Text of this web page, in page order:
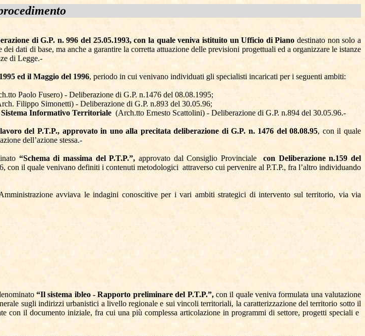
di G.P. n. 996 del 25.05.1993, con la quale veniva istituito un Ufficio di Pianodestinato non solo a
dati di base, ma anche a garantire la corretta attuazione delle previsioni progettuali ed a organizzare le istanze
di Legge.-
ed il Maggio del 1996, periodo in cui venivano individuati gli specialisti incaricati per i seguenti ambiti:
Paolo Fusero) - Deliberazione di G.P. n.1476 del 08.08.1995;
Filippo Simonetti) - Deliberazione di G.P. n.893 del 30.05.96;
Informativo Territoriale (Arch.tto Ernesto Scattolini) - Deliberazione di G.P. n.894 del 30.05.96.-
del P.T.P., approvato in uno alla precitata deliberazione di G.P. n. 1476 del 08.08.95, con il quale
dell’azione stessa.-
“Schema di massima del P.T.P.”, approvato dal Consiglio Provinciale
con Deliberazione n.159 del
con il quale venivano definiti i contenuti metodologici attraverso cui pervenire al P.T.P., fra l’altro individuando
avviava le indagini conoscitive per i vari ambiti strategici di intervento sul territorio, via via
“Il sistema ibleo - Rapporto preliminare del P.T.P.”, con il quale veniva formulata una valutazione
sugli indirizzi urbanistici a livello regionale e sui vincoli territoriali, la caratterizzazione del territorio sotto il
con il documento iniziale, fra cui una più complessa articolazione in programmi di settore, progetti speciali e